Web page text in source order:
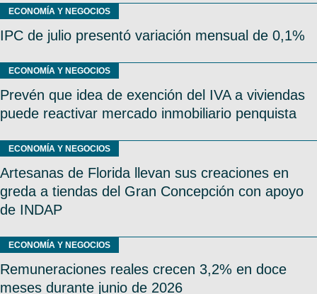
ECONOMÍA Y NEGOCIOS
IPC de julio presentó variación mensual de 0,1%
ECONOMÍA Y NEGOCIOS
Prevén que idea de exención del IVA a viviendas
puede reactivar mercado inmobiliario penquista
ECONOMÍA Y NEGOCIOS
Artesanas de Florida llevan sus creaciones en
greda a tiendas del Gran Concepción con apoyo
de INDAP
ECONOMÍA Y NEGOCIOS
Remuneraciones reales crecen 3,2% en doce
meses durante junio de 2026